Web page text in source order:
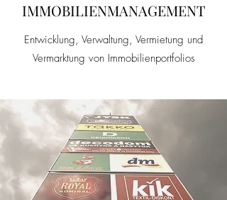
IMMOBILIENMANAGEMENT
Entwicklung, Verwaltung, Vermietung und
Vermarktung von Immobilienportfolios